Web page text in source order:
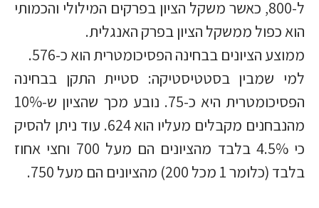
ל-800, כאשר משקל הציון בפרקים המילולי והכמותי
הוא כפול ממשקל הציון בפרק האנגלית.
ממוצע הציונים בבחינה הפסיכומטרית הוא כ-576.
למי שמבין בסטטיסטיקה: סטיית התקן בבחינה
הפסיכומטרית היא כ-75. נובע מכך שהציון ש-10%
מהנבחנים מקבלים מעליו הוא 624. עוד ניתן להסיק
כי 4.5% בלבד מהציונים הם מעל 700 וחצי אחוז
בלבד (כלומר 1 מכל 200) מהציונים הם מעל 750.